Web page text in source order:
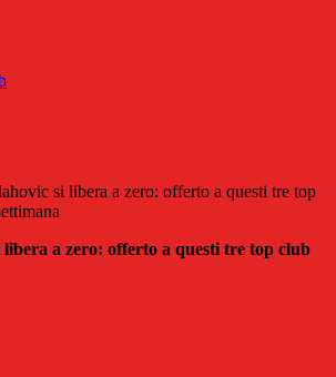
si libera a zero: offerto a questi tre top
a zero: offerto a questi tre top club